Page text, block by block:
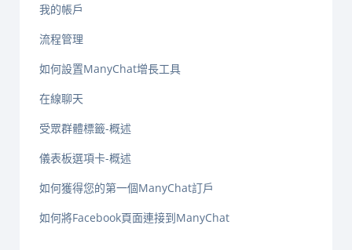
我的帳戶
流程管理
如何設置ManyChat增長工具
在線聊天
受眾群體標籤-概述
儀表板選項卡-概述
如何獲得您的第一個ManyChat訂戶
如何將Facebook頁面連接到ManyChat